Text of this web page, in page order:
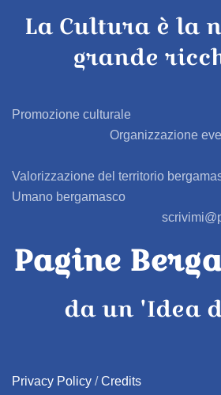
AZZONE
BAGNATICA
BARIANO
BEDULITA
BERBENNO
BIANZANO
La Cultura è la
grande
Promozione culturale
Organizzazione
Valorizzazione del territorio
Umano bergamasco
Pagine
da un 'Idea
Privacy Policy / Credits